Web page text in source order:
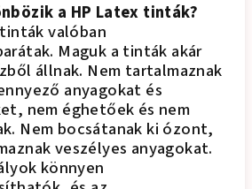
a HP Latex tinták?
valóban
Maguk a tinták akár
állnak. Nem tartalmaznak
anyagokat és
nem éghetőek és nem
Nem bocsátanak ki ózont,
veszélyes anyagokat.
könnyen